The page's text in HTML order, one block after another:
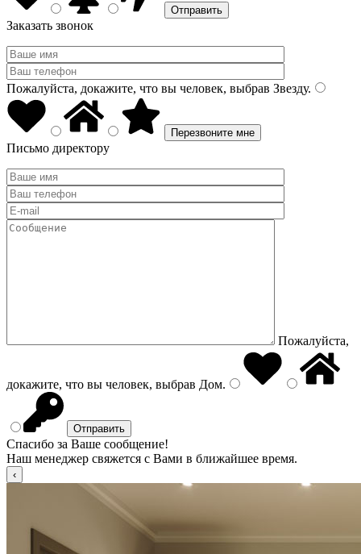
Заказать звонок
Пожалуйста, докажите, что вы человек, выбрав Звезду.
Письмо директору
Пожалуйста,
докажите, что вы человек, выбрав Дом.
Спасибо за Ваше сообщение!
Наш менеджер свяжется с Вами в ближайшее время.